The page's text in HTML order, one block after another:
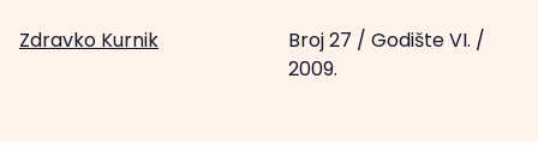
Zdravko Kurnik Broj 27 / Godište VI. /
2009.